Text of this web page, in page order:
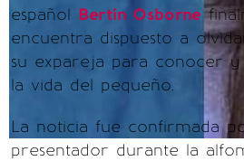
español Bertín Osborne
encuentra dispuesto a
su expareja para conocer
la vida del pequeño.
La noticia fue confirmada
presentador durante la